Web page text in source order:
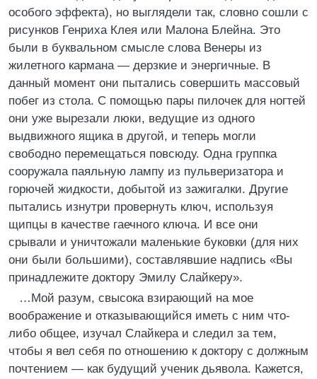
особого эффекта), но выглядели так, словно сошли с
рисунков Генриха Клея или Малона Блейна. Это
были в буквальном смысле слова Венеры из
жилетного кармана — дерзкие и энергичные. В
данный момент они пытались совершить массовый
побег из стола. С помощью пары пилочек для ногтей
они уже вырезали люки, ведущие из одного
выдвижного ящика в другой, и теперь могли
свободно перемещаться повсюду. Одна группка
сооружала паяльную лампу из пульверизатора и
горючей жидкости, добытой из зажигалки. Другие
пытались изнутри провернуть ключ, используя
щипцы в качестве гаечного ключа. И все они
срывали и уничтожали маленькие буковки (для них
они были большими), составлявшие надпись «Вы
принадлежите доктору Эмилу Слайкеру».
…Мой разум, свысока взирающий на мое
воображение и отказывающийся иметь с ним что-
либо общее, изучал Слайкера и следил за тем,
чтобы я вел себя по отношению к доктору с должным
почтением — как будущий ученик дьявола. Кажется,